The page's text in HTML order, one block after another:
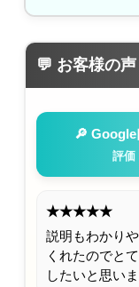
💬 お客様の
🔎 Google
評価
★★★★★
説明もわかり
くれたのでと
したいと思いま